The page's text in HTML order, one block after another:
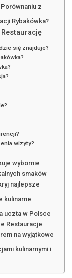
z
Rybakówka?
Restaurację
się znajduje?
wizyty?
wybornie
smaków
najlepsze
kulinarne
uczta w Polsce
Restauracje
na wyjątkowe
kulinarnymi i